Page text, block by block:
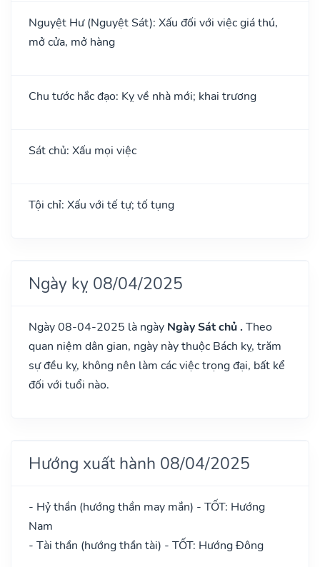
Nguyệt Hư (Nguyệt Sát): Xấu đối với việc giá thú,
mở cửa, mở hàng
Chu tước hắc đạo: Kỵ về nhà mới; khai trương
Sát chủ: Xấu mọi việc
Tội chỉ: Xấu với tế tự; tố tụng
Ngày kỵ 08/04/2025
Ngày 08-04-2025 là ngày Ngày Sát chủ . Theo
quan niệm dân gian, ngày này thuộc Bách kỵ, trăm
sự đều kỵ, không nên làm các việc trọng đại, bất kể
đối với tuổi nào.
Hướng xuất hành 08/04/2025
- Hỷ thần (hướng thần may mắn) - TỐT: Hướng
Nam
- Tài thần (hướng thần tài) - TỐT: Hướng Đông